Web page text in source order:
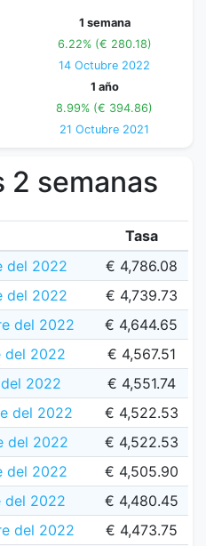
1 semana
6.22% (€ 280.18)
14 Octubre 2022
1 año
8.99% (€ 394.86)
21 Octubre 2021
2 semanas
Tasa
del 2022
€ 4,786.08
del 2022
€ 4,739.73
del 2022
€ 4,644.65
del 2022
€ 4,567.51
2022
€ 4,551.74
del 2022
€ 4,522.53
del 2022
€ 4,522.53
del 2022
€ 4,505.90
del 2022
€ 4,480.45
del 2022
€ 4,473.75